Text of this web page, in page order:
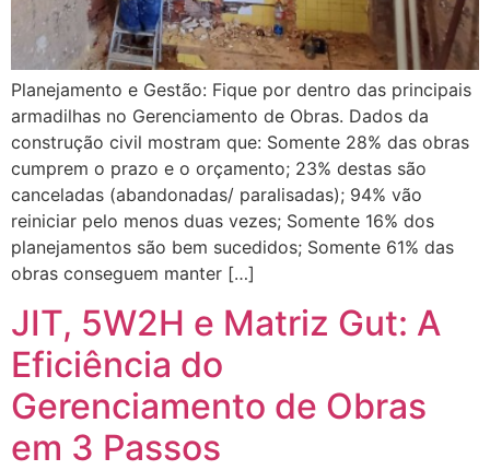
Planejamento e Gestão: Fique por dentro das principais
armadilhas no Gerenciamento de Obras. Dados da
construção civil mostram que: Somente 28% das obras
cumprem o prazo e o orçamento; 23% destas são
canceladas (abandonadas/ paralisadas); 94% vão
reiniciar pelo menos duas vezes; Somente 16% dos
planejamentos são bem sucedidos; Somente 61% das
obras conseguem manter […]
JIT, 5W2H e Matriz Gut: A
Eficiência do
Gerenciamento de Obras
em 3 Passos